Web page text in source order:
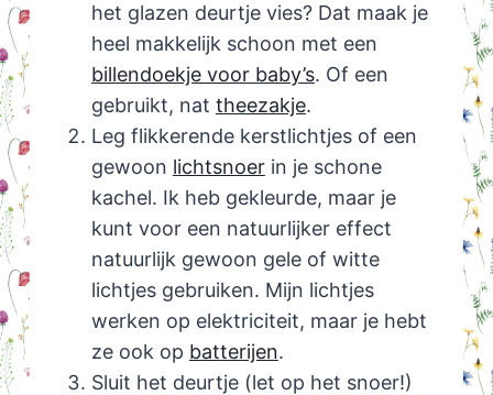
het glazen deurtje vies? Dat maak je
heel makkelijk schoon met een
billendoekje voor baby’s. Of een
gebruikt, nat theezakje.
Leg flikkerende kerstlichtjes of een
gewoon lichtsnoerin je schone
kachel. Ik heb gekleurde, maar je
kunt voor een natuurlijker effect
natuurlijk gewoon gele of witte
lichtjes gebruiken. Mijn lichtjes
werken op elektriciteit, maar je hebt
ze ook op batterijen.
Sluit het deurtje (let op het snoer!)